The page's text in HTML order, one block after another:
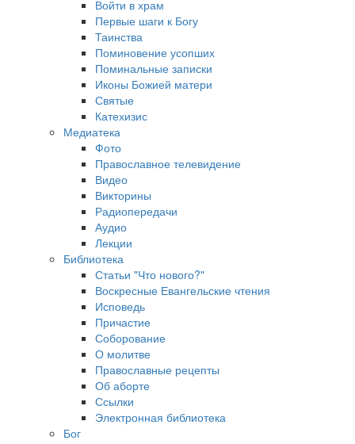
Войти в храм
Первые шаги к Богу
Таинства
Поминовение усопших
Поминальные записки
Иконы Божией матери
Святые
Катехизис
Медиатека
Фото
Православное телевидение
Видео
Викторины
Радиопередачи
Аудио
Лекции
Библиотека
Статьи "Что нового?"
Воскресные Евангельские чтения
Исповедь
Причастие
Соборование
О молитве
Православные рецепты
Об аборте
Ссылки
Электронная библиотека
Бог